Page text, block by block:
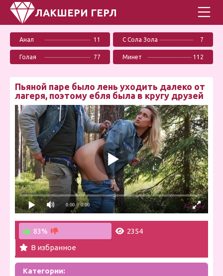
ЛАКШЕРИ ГЕРЛ
Анал 11 С Сола Зола 7
Голая 77 Минет 112
Пьяной паре было лень уходить далеко от
лагеря, поэтому ебля была в кругу друзей
0:00 / 0:00
83%
2354
В избранное
Категории: